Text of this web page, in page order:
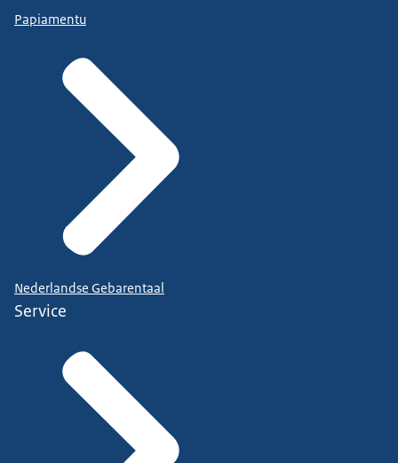
Papiamentu
Nederlandse Gebarentaal
Service